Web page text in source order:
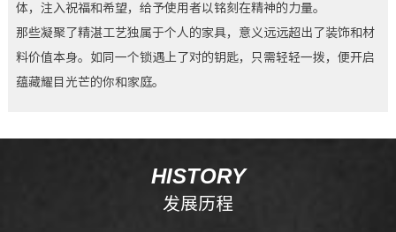
体，注入祝福和希望，给予使用者以铭刻在精神的力量。
那些凝聚了精湛工艺独属于个人的家具，意义远远超出了装饰和材
料价值本身。如同一个锁遇上了对的钥匙，只需轻轻一拨，便开启
蕴藏耀目光芒的你和家庭。
HISTORY
发展历程